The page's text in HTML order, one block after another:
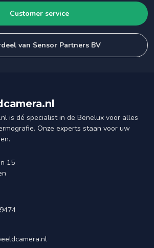
Customer service
van Sensor Partners BV
is dé specialist in de Benelux voor alles
Onze experts staan voor uw
15